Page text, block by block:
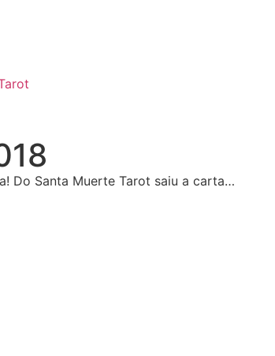
Do Santa Muerte Tarot saiu a carta…